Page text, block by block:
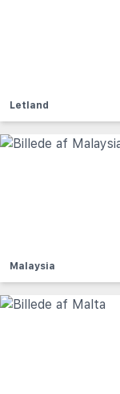
Letland
Malaysia